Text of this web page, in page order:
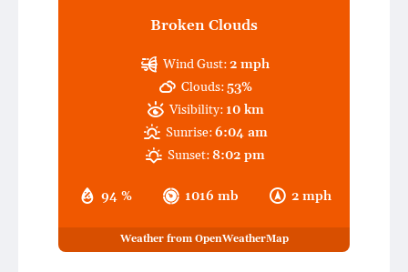
Broken Clouds
94 % 1016 mb 2 mph
Wind Gust:2 mph
Clouds:53%
Visibility: 10 km
Sunrise:6:04 am
Sunset:8:02 pm
Weather from OpenWeatherMap